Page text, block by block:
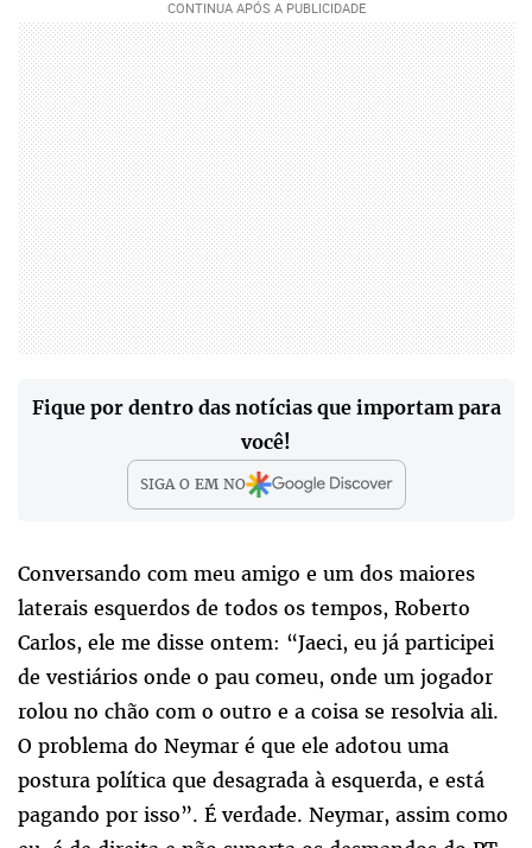
Fique por dentro das notícias que importam para
você!
SIGA O EMNO
Conversando com meu amigo e um dos maiores
laterais esquerdos de todos os tempos, Roberto
Carlos, ele me disse ontem: “Jaeci, eu já participei
de vestiários onde o pau comeu, onde um jogador
rolou no chão com o outro e a coisa se resolvia ali.
O problema do Neymar é que ele adotou uma
postura política que desagrada à esquerda, e está
pagando por isso”. É verdade. Neymar, assim como